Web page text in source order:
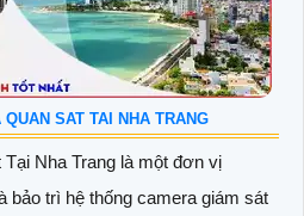
SAT TAI NHA TRANG
Nha Trang là một đơn vị
bảo trì hệ thống camera giám sát